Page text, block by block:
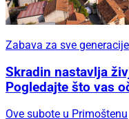
Zabava za sve generacije
Skradin nastavlja
Pogledajte što vas
Ove subote u Primoštenu